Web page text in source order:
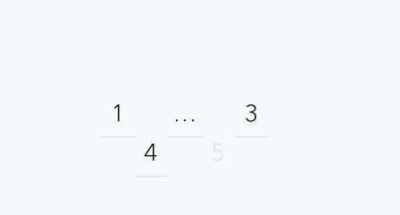
1 …
3
4
5